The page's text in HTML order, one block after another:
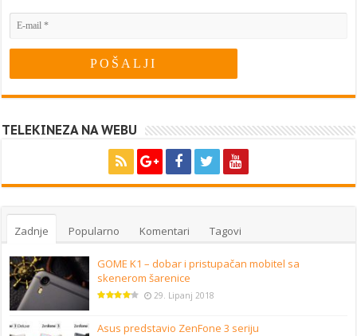
TELEKINEZA NA WEBU
Zadnje Popularno Komentari Tagovi
GOME K1 – dobar i pristupačan mobitel sa
skenerom šarenice
29. Lipanj 2018
Asus predstavio ZenFone 3 seriju